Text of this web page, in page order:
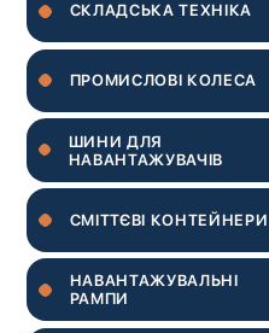
СКЛАДСЬКА ТЕХНІКА
ПРОМИСЛОВІ КОЛЕСА
ШИНИ ДЛЯ
НАВАНТАЖУВАЧІВ
CМІТТЄВІ КОНТЕЙНЕРИ
НАВАНТАЖУВАЛЬНІ
РАМПИ